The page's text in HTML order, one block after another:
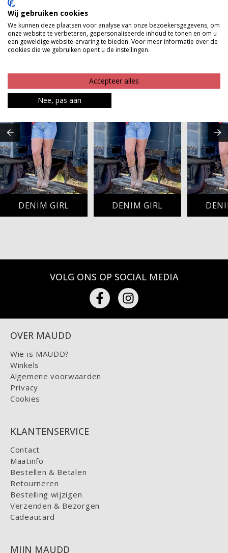
Product kenmerken
Betaalinformatie
MAAK JE LOOK COMPLEET
DENIM GIRL DENIM GIRL
VOLG ONS OP SOCIAL MEDIA
OVER MAUDD
Wie is MAUDD?
Winkels
Algemene voorwaarden
Privacy
Cookies
KLANTENSERVICE
Contact
Maatinfo
Bestellen & Betalen
Retourneren
Bestelling wijzigen
Verzenden & Bezorgen
Cadeaucard
MIJN MAUDD
Wij gebruiken cookies
We kunnen deze plaatsen voor analyse van onze bezoekersgegevens, om
onze website te verbeteren, gepersonaliseerde inhoud te tonen en om u
een geweldige website-ervaring te bieden. Voor meer informatie over de
cookies die we gebruiken opent u de instellingen.
Accepteer alles
Nee, pas aan